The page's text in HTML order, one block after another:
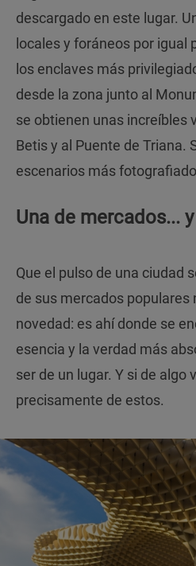
descargado en este lugar.
locales y foráneos por igual
los enclaves más
desde la zona junto al
se obtienen unas increíbles
Betis y al Puente de Triana.
escenarios más
Una de mercados...
Que el pulso de una ciudad
de sus mercados populares
novedad: es ahí donde se
esencia y la verdad más
ser de un lugar. Y si de algo
precisamente de estos.